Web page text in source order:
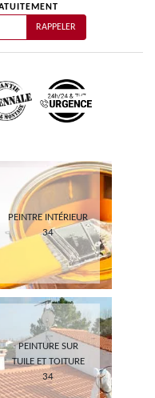
PEINTRE INTÉRIEUR
34
PEINTURE SUR
TUILE ET TOITURE
34